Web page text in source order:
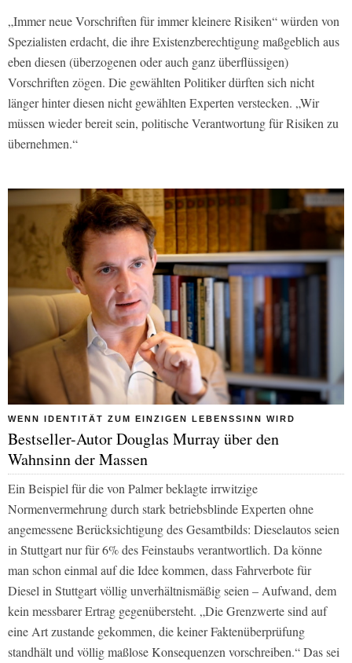
„Immer neue Vorschriften für immer kleinere Risiken“ würden von
Spezialisten erdacht, die ihre Existenzberechtigung maßgeblich aus
eben diesen (überzogenen oder auch ganz überflüssigen)
Vorschriften zögen. Die gewählten Politiker dürften sich nicht
länger hinter diesen nicht gewählten Experten verstecken. „Wir
müssen wieder bereit sein, politische Verantwortung für Risiken zu
übernehmen.“
WENN IDENTITÄT ZUM EINZIGEN LEBENSSINN WIRD
Bestseller-Autor Douglas Murray über den
Wahnsinn der Massen
Ein Beispiel für die von Palmer beklagte irrwitzige
Normenvermehrung durch stark betriebsblinde Experten ohne
angemessene Berücksichtigung des Gesamtbilds: Dieselautos seien
in Stuttgart nur für 6% des Feinstaubs verantwortlich. Da könne
man schon einmal auf die Idee kommen, dass Fahrverbote für
Diesel in Stuttgart völlig unverhältnismäßig seien – Aufwand, dem
kein messbarer Ertrag gegenübersteht. „Die Grenzwerte sind auf
eine Art zustande gekommen, die keiner Faktenüberprüfung
standhält und völlig maßlose Konsequenzen vorschreiben.“ Das sei